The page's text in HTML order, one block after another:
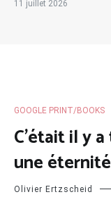
11 juillet 2026
GOOGLE PRINT/BOOKS
C’était il y
une
Olivier Ertzscheid